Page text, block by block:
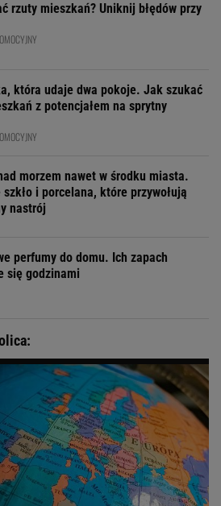
rzuty mieszkań? Uniknij błędów przy
która udaje dwa pokoje. Jak szukać
z potencjałem na sprytny
morzem nawet w środku miasta.
szkło i porcelana, które przywołują
nastrój
perfumy do domu. Ich zapach
się godzinami